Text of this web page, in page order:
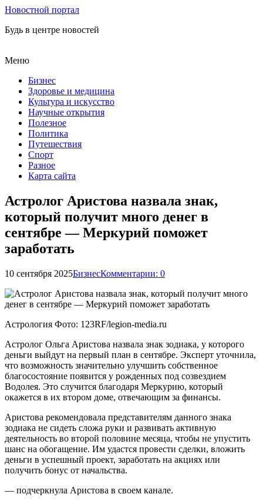
Новостной портал
Будь в центре новостей
Меню
Бизнес
Здоровье и медицина
Культура и искусство
Научные открытия
Полезное
Политика
Путешествия
Спорт
Разное
Карта сайта
Астролог Аристова назвала знак,
который получит много денег в
сентябре — Меркурий поможет
заработать
10 сентября 2025БизнесКомментарии: 0
Астрология Фото: 123RF/legion-media.ru
Астролог Ольга Аристова назвала знак зодиака, у которого
деньги выйдут на первый план в сентябре. Эксперт уточнила,
что возможность значительно улучшить собственное
благосостояние появится у рожденных под созвездием
Водолея. Это случится благодаря Меркурию, который
окажется в их втором доме, отвечающим за финансы.
Аристова рекомендовала представителям данного знака
зодиака не сидеть сложа руки и развивать активную
деятельность во второй половине месяца, чтобы не упустить
шанс на обогащение. Им удастся провести сделки, вложить
деньги в успешный проект, заработать на акциях или
получить бонус от начальства.
— подчеркнула Аристова в своем канале.